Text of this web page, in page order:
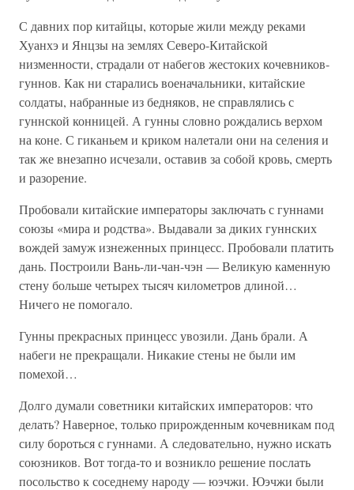
С давних пор китайцы, которые жили между реками
Хуанхэ и Янцзы на землях Северо-Китайской
низменности, страдали от набегов жестоких кочевников-
гуннов. Как ни старались военачальники, китайские
солдаты, набранные из бедняков, не справлялись с
гуннской конницей. А гунны словно рождались верхом
на коне. С гиканьем и криком налетали они на селения и
так же внезапно исчезали, оставив за собой кровь, смерть
и разорение.
Пробовали китайские императоры заключать с гуннами
союзы «мира и родства». Выдавали за диких гуннских
вождей замуж изнеженных принцесс. Пробовали платить
дань. Построили Вань-ли-чан-чэн — Великую каменную
стену больше четырех тысяч километров длиной…
Ничего не помогало.
Гунны прекрасных принцесс увозили. Дань брали. А
набеги не прекращали. Никакие стены не были им
помехой…
Долго думали советники китайских императоров: что
делать? Наверное, только прирожденным кочевникам под
силу бороться с гуннами. А следовательно, нужно искать
союзников. Вот тогда-то и возникло решение послать
посольство к соседнему народу — юэчжи. Юэчжи были